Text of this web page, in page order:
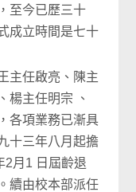
至今已歷三十
成立時間是七十
主任啟亮、陳主
楊主任明宗 、
各項業務已漸具
十三年八月起擔
2月1 日屆齡退
續由校本部派任